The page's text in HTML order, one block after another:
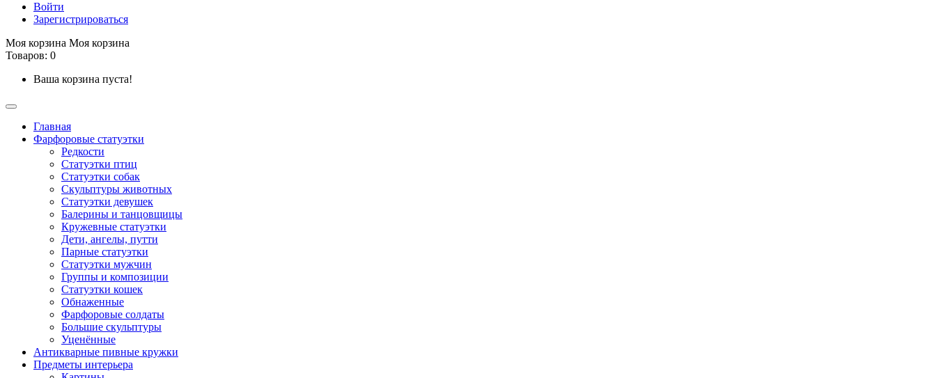
Войти
Зарегистрироваться
Моя корзина Моя корзина
Товаров: 0
Ваша корзина пуста!
Главная
Фарфоровые статуэтки
Редкости
Cтатуэтки птиц
Cтатуэтки собак
Скульптуры животных
Статуэтки девушек
Балерины и танцовщицы
Кружевные статуэтки
Дети, ангелы, путти
Парные статуэтки
Статуэтки мужчин
Группы и композиции
Статуэтки кошек
Обнаженные
Фарфоровые солдаты
Большие скульптуры
Уценённые
Антикварные пивные кружки
Предметы интерьера